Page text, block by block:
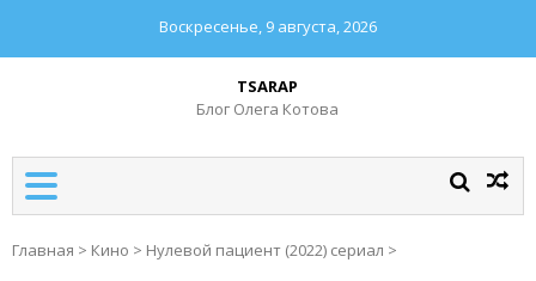
Воскресенье, 9 августа, 2026
TSARAP
Блог Олега Котова
Главная > Кино > Нулевой пациент (2022) сериал >